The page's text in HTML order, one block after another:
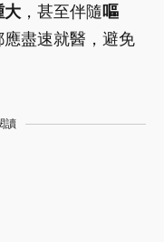
大 ，甚至伴隨嘔
盡速就醫，避免
讀